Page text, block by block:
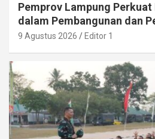
Pemprov Lampung Perkuat
dalam Pembangunan dan
9 Agustus 2026 Editor 1